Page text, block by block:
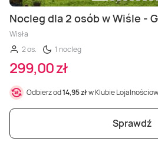
Nocleg dla 2 osób w Wiśle -
Wisła
2 os.
1 nocleg
299,00 zł
Odbierz od14,95 złw Klubie
Sprawdź